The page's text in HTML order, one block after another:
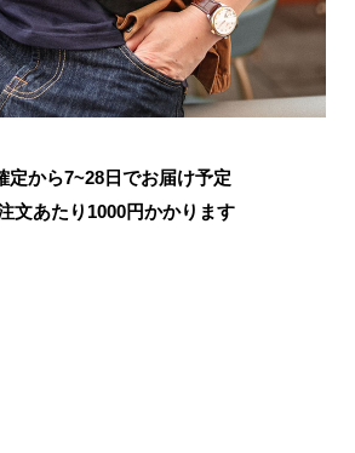
定から7~28日でお届け予定
文あたり 1000円かかります